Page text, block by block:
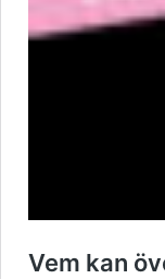
Vem kan